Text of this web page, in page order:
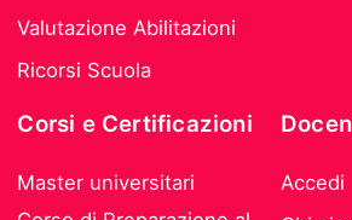
Valutazione Abilitazioni
Ricorsi Scuola
Corsi e Certificazioni
Master universitari
Accedi